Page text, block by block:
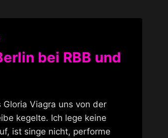
bei RBB und
Gloria Viagra uns von der
kegelte. Ich lege keine
ist singe nicht, performe